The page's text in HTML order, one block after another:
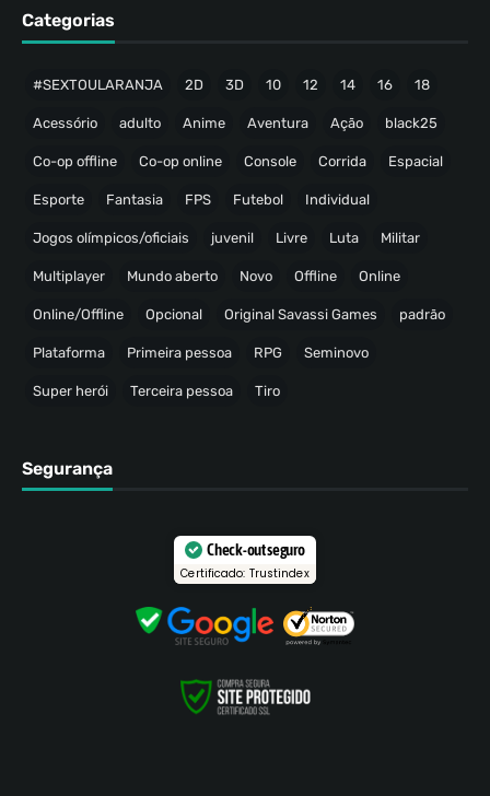
Categorias
#SEXTOULARANJA 2D 3D 10 12 14 16 18
Acessório adulto Anime Aventura Ação black25
Co-op offline Co-op online Console Corrida Espacial
Esporte Fantasia FPS Futebol Individual
Jogos olímpicos/oficiais juvenil Livre Luta Militar
Multiplayer Mundo aberto Novo Offline Online
Online/Offline Opcional Original Savassi Games padrão
Plataforma Primeira pessoa RPG Seminovo
Super herói Terceira pessoa Tiro
Segurança
Check-out seguro
Certificado: Trustindex